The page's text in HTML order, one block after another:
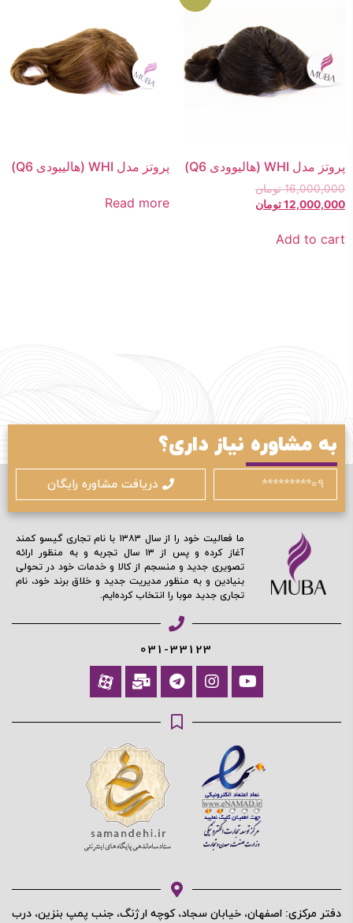
پروتز مدل WHI (هالیوودی Q6)
16,000,000 تومان
12,000,000تومان
Add to cart
پروتز مدل WHI (هالییودی Q6)
Read more
به مشاوره نیاز داری؟
دریافت مشاوره رایگان
ما فعالیت خود را از سال ۱۳۸۳ با نام تجاری گیسو کمند
آغاز کرده و پس از ۱۳ سال تجربه و به منظور ارائه
تصویری جدید و منسجم از کالا و خدمات خود در تحولی
بنیادین و به منظور مدیریت جدید و خلاق برند خود، نام
تجاری جدید موبا را انتخاب کرده‌ایم.
031-33123
دفتر مرکزی: اصفهان، خیابان سجاد، کوچه ارژنگ، جنب پمپ بنزین، درب
ورود / ثبت نام
با شماره موبایل
آیا هنوز عضو نشده اید؟ اکنون ثبت نام کنید